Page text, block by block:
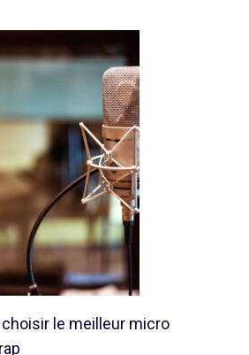
le meilleur micro